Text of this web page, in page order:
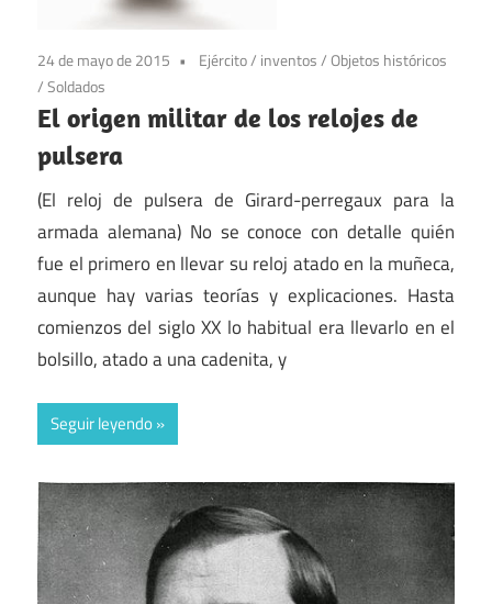
24 de mayo de 2015 Ejército/ inventos/Objetos históricos
/Soldados
El origen militar de los relojes de
pulsera
(El reloj de pulsera de Girard-perregaux para la
armada alemana) No se conoce con detalle quién
fue el primero en llevar su reloj atado en la muñeca,
aunque hay varias teorías y explicaciones. Hasta
comienzos del siglo XX lo habitual era llevarlo en el
bolsillo, atado a una cadenita, y
Seguir leyendo